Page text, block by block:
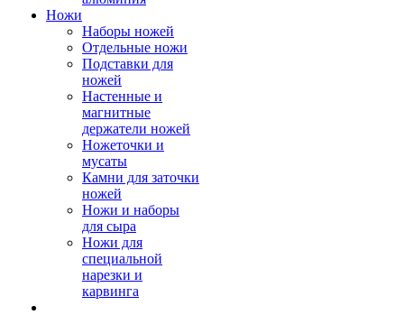
Ножи
Наборы ножей
Отдельные ножи
Подставки для
ножей
Настенные и
магнитные
держатели ножей
Ножеточки и
мусаты
Камни для заточки
ножей
Ножи и наборы
для сыра
Ножи для
специальной
нарезки и
карвинга